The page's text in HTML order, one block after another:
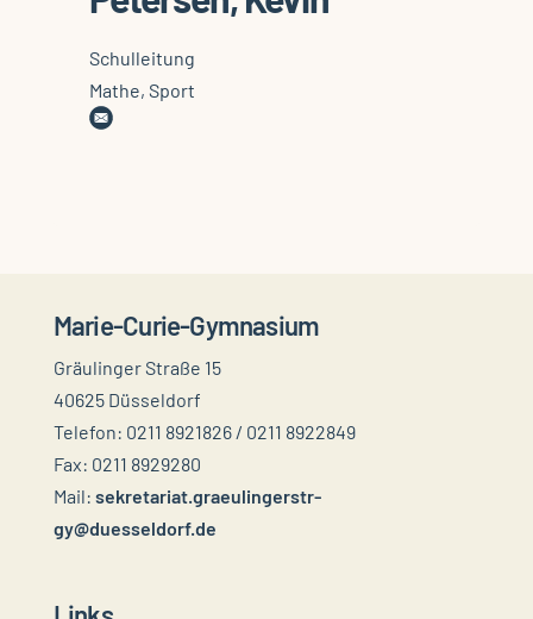
Schulleitung
Mathe, Sport
Marie-Curie-Gymnasium
Gräulinger Straße 15
40625 Düsseldorf
Telefon: 0211 8921826 / 0211 8922849
Fax: 0211 8929280
Mail: sekretariat.graeulingerstr-
gy@duesseldorf.de